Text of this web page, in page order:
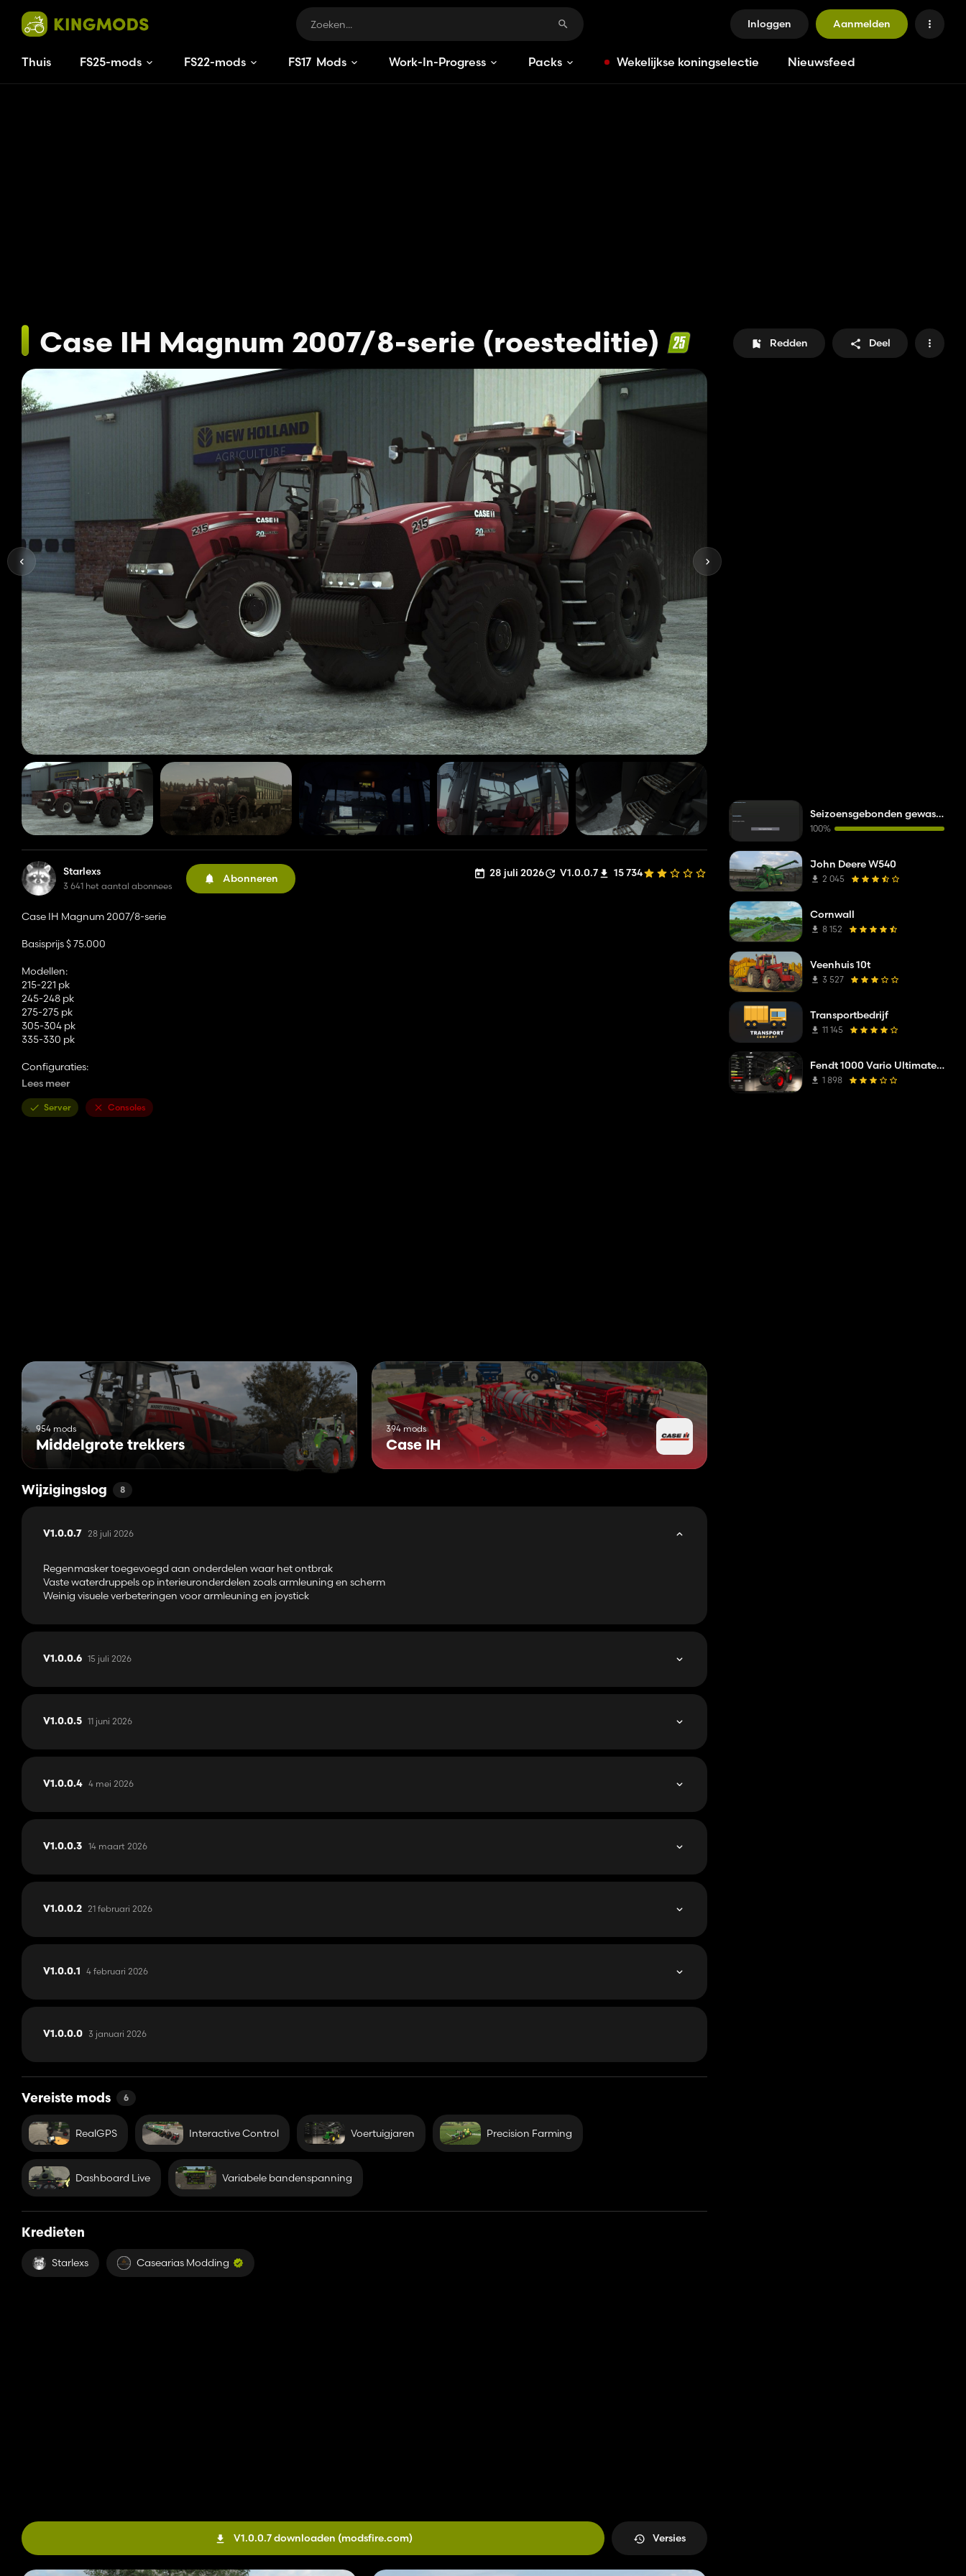
Inloggen Aanmelden
Thuis FS25-mods FS22-mods FS17 Mods Work-In-Progress Packs Wekelijkse koningselectie Nieuwsfeed
Case IH Magnum 2007/8-serie (roesteditie) Redden Deel
Starlexs
3 641 het aantal abonnees
Abonneren 28 juli 2026 V1.0.0.7 15 734
Case IH Magnum 2007/8-serie
Basisprijs $ 75.000
Modellen:
215-221 pk
245-248 pk
275-275 pk
305-304 pk
335-330 pk
Configuraties:
Hoofdkleur
Kleur interieur
Lees meer
Server Consoles
954 mods
Middelgrote trekkers
394 mods
Case IH
Wijzigingslog 8
V1.0.0.7 28 juli 2026
Regenmasker toegevoegd aan onderdelen waar het ontbrak
Vaste waterdruppels op interieuronderdelen zoals armleuning en scherm
Weinig visuele verbeteringen voor armleuning en joystick
V1.0.0.6 15 juli 2026
V1.0.0.5 11 juni 2026
V1.0.0.4 4 mei 2026
V1.0.0.3 14 maart 2026
V1.0.0.2 21 februari 2026
V1.0.0.1 4 februari 2026
V1.0.0.0 3 januari 2026
Vereiste mods 6
RealGPS Interactive Control Voertuigjaren Precision Farming
Dashboard Live Variabele bandenspanning
Kredieten
Starlexs Casearias Modding
V1.0.0.7 downloaden (modsfire.com) Versies
Seizoensgebonden gewasstress
100%
John Deere W540
2 045
Cornwall
8 152
Veenhuis 10t
3 527
Transportbedrijf
11 145
Fendt 1000 Vario Ultimate Performance Edition
1 898